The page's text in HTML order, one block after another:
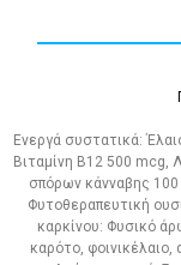
Ενεργά συστατικά:
Βιταμίνη Β12 500 mcg,
σπόρων κάνναβης
Φυτοθεραπευτική
καρκίνου: Φυσικό
καρότο, φοινικέλαιο,